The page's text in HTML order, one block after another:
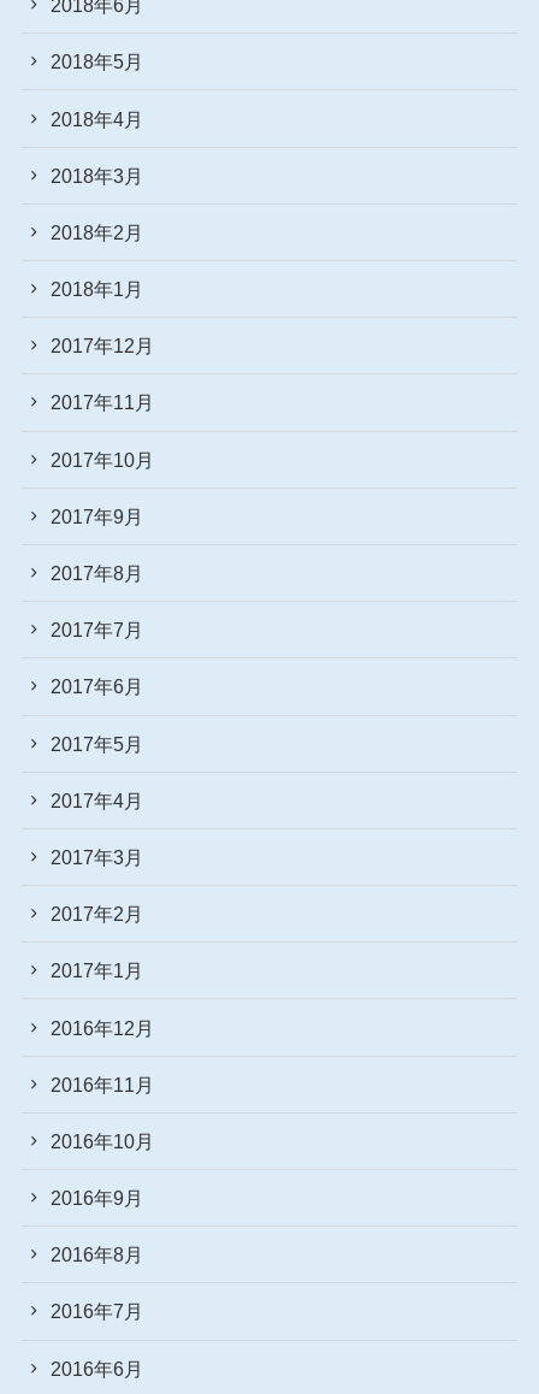
2018年6月
2018年5月
2018年4月
2018年3月
2018年2月
2018年1月
2017年12月
2017年11月
2017年10月
2017年9月
2017年8月
2017年7月
2017年6月
2017年5月
2017年4月
2017年3月
2017年2月
2017年1月
2016年12月
2016年11月
2016年10月
2016年9月
2016年8月
2016年7月
2016年6月